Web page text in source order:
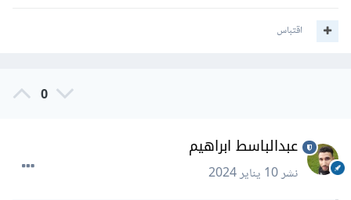
اقتباس
0
عبدالباسط ابراهيم
نشر10 يناير 2024